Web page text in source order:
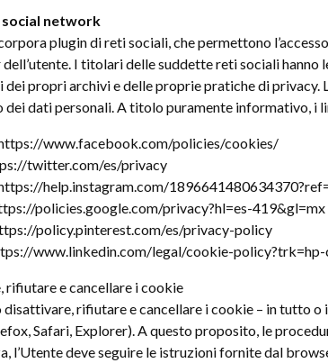
social network
plugin di reti sociali, che permettono
I titolari delle suddette reti sociali hanno
propri archivi e delle proprie pratiche di privacy.
dati personali. A titolo puramente informativo, i
www.facebook.com/policies/cookies/
twitter.com/es/privacy
help.instagram.com/
policies.google.com/privacy?hl=es-419&gl=mx
policy.pinterest.com/es/privacy-policy
www.linkedin.com/legal/cookie-policy?trk=hp-
rifiutare e cancellare i cookie
disattivare, rifiutare e cancellare i cookie – in tutto
Safari, Explorer). A questo proposito, le
l’Utente deve seguire le istruzioni fornite dal